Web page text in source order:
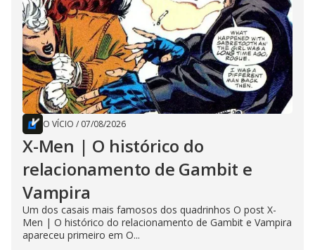
O VÍCIO / 07/08/2026
X-Men | O histórico do
relacionamento de Gambit e
Vampira
Um dos casais mais famosos dos quadrinhos O post X-
Men | O histórico do relacionamento de Gambit e Vampira
apareceu primeiro em O...